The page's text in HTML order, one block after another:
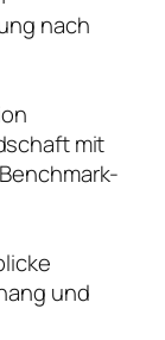
nach
mit
und